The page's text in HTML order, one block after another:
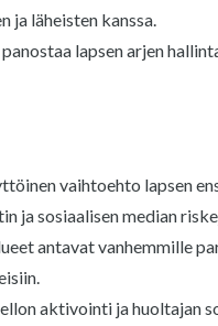
ja läheisten kanssa.
lapsen arjen
vaihtoehto lapsen
ja sosiaalisen median
antavat vanhemmille
aktivointi ja huoltajan